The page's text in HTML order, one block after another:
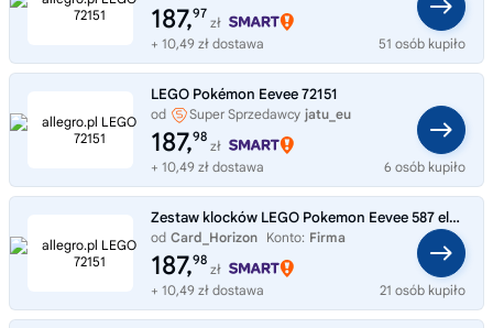
187,97
zł
+ 10,49 zł dostawa
51 osób kupiło
LEGO Pokémon Eevee 72151
od Super Sprzedawcy jatu_eu
187,98
zł
+ 10,49 zł dostawa
6 osób kupiło
Zestaw klocków LEGO Pokemon Eevee 587 elementów 72151
od Card_Horizon Konto: Firma
187,98
zł
+ 10,49 zł dostawa
21 osób kupiło